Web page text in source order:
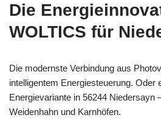
Die
WOLTICS für
Die modernste Verbindung aus
intelligentem Energiesteuerung. Oder
Energievariante in 56244 Niedersayn
Weidenhahn und Karnhöfen.